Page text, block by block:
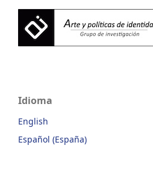
Idioma
English
Español (España)